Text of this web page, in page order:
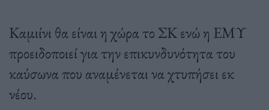
Καμιίνι θα είναι η χώρα το ΣΚ ενώ η ΕΜΥ
προειδοποιεί για την επικυνδυνότητα του
καύσωνα που αναμένεται να χτυπήσει εκ
νέου.